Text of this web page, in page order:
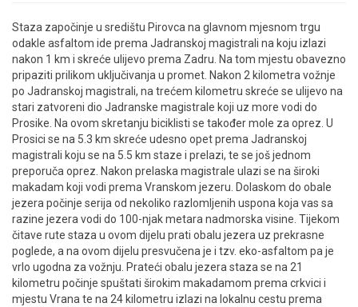
Staza započinje u središtu Pirovca na glavnom mjesnom trgu
odakle asfaltom ide prema Jadranskoj magistrali na koju izlazi
nakon 1 km i skreće ulijevo prema Zadru. Na tom mjestu obavezno
pripaziti prilikom uključivanja u promet. Nakon 2 kilometra vožnje
po Jadranskoj magistrali, na trećem kilometru skreće se ulijevo na
stari zatvoreni dio Jadranske magistrale koji uz more vodi do
Prosike. Na ovom skretanju biciklisti se također mole za oprez. U
Prosici se na 5.3 km skreće udesno opet prema Jadranskoj
magistrali koju se na 5.5 km staze i prelazi, te se još jednom
preporuča oprez. Nakon prelaska magistrale ulazi se na široki
makadam koji vodi prema Vranskom jezeru. Dolaskom do obale
jezera počinje serija od nekoliko razlomljenih uspona koja vas sa
razine jezera vodi do 100-njak metara nadmorska visine. Tijekom
čitave rute staza u ovom dijelu prati obalu jezera uz prekrasne
poglede, a na ovom dijelu presvučena je i tzv. eko-asfaltom pa je
vrlo ugodna za vožnju. Prateći obalu jezera staza se na 21
kilometru počinje spuštati širokim makadamom prema crkvici i
mjestu Vrana te na 24 kilometru izlazi na lokalnu cestu prema